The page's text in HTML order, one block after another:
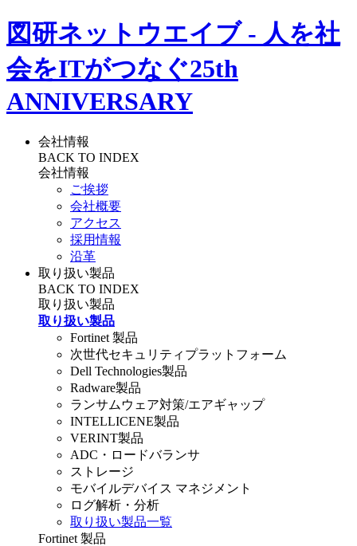
図研ネットウエイブ - 人を社
会をITがつなぐ25th
ANNIVERSARY
会社情報
BACK TO INDEX
会社情報
ご挨拶
会社概要
アクセス
採用情報
沿革
取り扱い製品
BACK TO INDEX
取り扱い製品
取り扱い製品
Fortinet 製品
次世代セキュリティプラットフォーム
Dell Technologies製品
Radware製品
ランサムウェア対策/エアギャップ
INTELLICENE製品
VERINT製品
ADC・ロードバランサ
ストレージ
モバイルデバイス マネジメント
ログ解析・分析
取り扱い製品一覧
Fortinet 製品